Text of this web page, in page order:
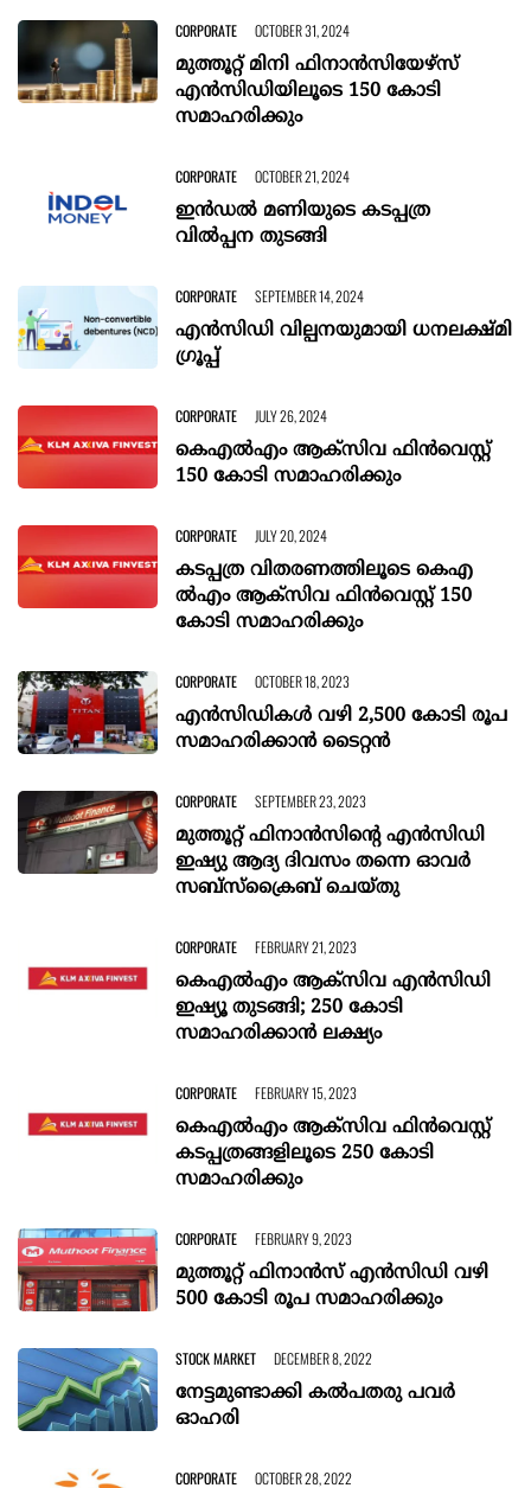
CORPORATE OCTOBER 31, 2024
മുത്തൂറ്റ് മിനി ഫിനാന്‍സിയേഴ്‌സ്
എന്‍സിഡിയിലൂടെ 150 കോടി
സമാഹരിക്കും
CORPORATE OCTOBER 21, 2024
ഇൻഡല്‍ മണിയുടെ കടപ്പത്ര
വില്‍പ്പന തുടങ്ങി
CORPORATE SEPTEMBER 14, 2024
എൻസിഡി വില്പനയുമായി ധനലക്ഷ്മി
ഗ്രൂപ്പ്
CORPORATE JULY 26, 2024
കെഎല്‍എം ആക്‌സിവ ഫിന്‍വെസ്റ്റ്
150 കോടി സമാഹരിക്കും
CORPORATE JULY 20, 2024
കടപ്പത്ര വിതരണത്തിലൂടെ കെഎ​
ല്‍എം ​ആ​ക്‌​സി​വ ഫി​ന്‍​വെ​സ്റ്റ് 150
കോ​ടി സ​മാ​ഹ​രി​ക്കും
CORPORATE OCTOBER 18, 2023
എൻസിഡികൾ വഴി 2,500 കോടി രൂപ
സമാഹരിക്കാൻ ടൈറ്റൻ
CORPORATE SEPTEMBER 23, 2023
മുത്തൂറ്റ് ഫിനാൻസിന്റെ എൻസിഡി
ഇഷ്യു ആദ്യ ദിവസം തന്നെ ഓവർ
സബ്‌സ്‌ക്രൈബ് ചെയ്തു
CORPORATE FEBRUARY 21, 2023
കെഎൽഎം ആക്സിവ എൻസിഡി
ഇഷ്യൂ തുടങ്ങി; 250 കോടി
സമാഹരിക്കാൻ ലക്ഷ്യം
CORPORATE FEBRUARY 15, 2023
കെഎല്‍എം ആക്‌സിവ ഫിന്‍വെസ്റ്റ്
കടപ്പത്രങ്ങളിലൂടെ 250 കോടി
സമാഹരിക്കും
CORPORATE FEBRUARY 9, 2023
മുത്തൂറ്റ് ഫിനാന്‍സ് എന്‍സിഡി വഴി
500 കോടി രൂപ സമാഹരിക്കും
STOCK MARKET DECEMBER 8, 2022
നേട്ടമുണ്ടാക്കി കല്‍പതരു പവര്‍
ഓഹരി
CORPORATE OCTOBER 28, 2022